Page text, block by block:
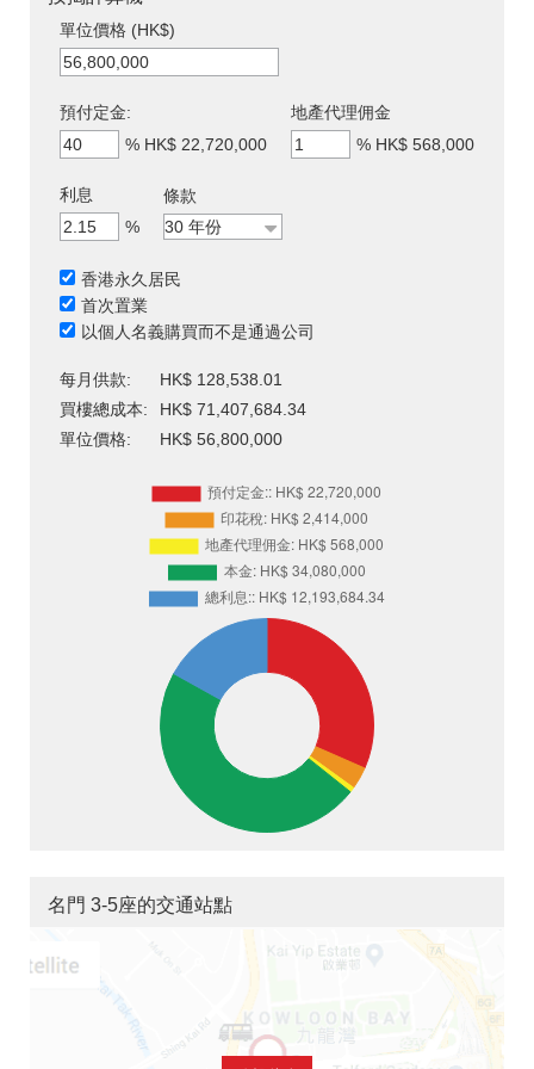
單位價格 (HK$)
預付定金:
% HK$ 22,720,000
地產代理佣金
% HK$ 568,000
利息
%
條款
香港永久居民
首次置業
以個人名義購買而不是通過公司
每月供款:
HK$ 128,538.01
買樓總成本:
HK$ 71,407,684.34
單位價格:
HK$ 56,800,000
名門 3-5座的交通站點